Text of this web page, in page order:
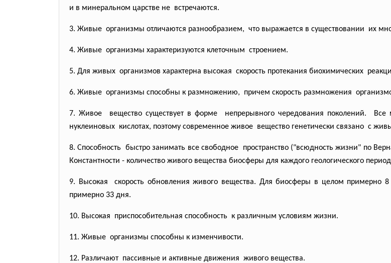
и в минеральном царстве не встречаются.
3. Живые организмы отличаются разнообразием, что выражается в существовании их
4. Живые организмы характеризуются клеточным строением.
5. Для живых организмов характерна высокая скорость протекания биохимических
6. Живые организмы способны к размножению, причем скорость размножения
7. Живое вещество существует в форме непрерывного чередования поколений. Все
нуклеиновых кислотах, поэтому современное живое вещество генетически связано с
8. Способность быстро занимать все свободное пространство ("всюдность жизни" по
Константности - количество живого вещества биосферы для каждого геологического
9. Высокая скорость обновления живого вещества. Для биосферы в целом примерно
примерно 33 дня.
10. Высокая приспособительная способность к различным условиям жизни.
11. Живые организмы способны к изменчивости.
12. Различают пассивные и активные движения живого вещества.